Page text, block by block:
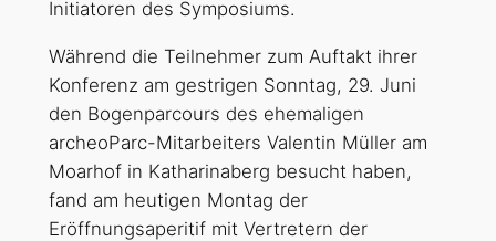
Initiatoren des Symposiums.
Während die Teilnehmer zum Auftakt ihrer
Konferenz am gestrigen Sonntag, 29. Juni
den Bogenparcours des ehemaligen
archeoParc-Mitarbeiters Valentin Müller am
Moarhof in Katharinaberg besucht haben,
fand am heutigen Montag der
Eröffnungsaperitif mit Vertretern der